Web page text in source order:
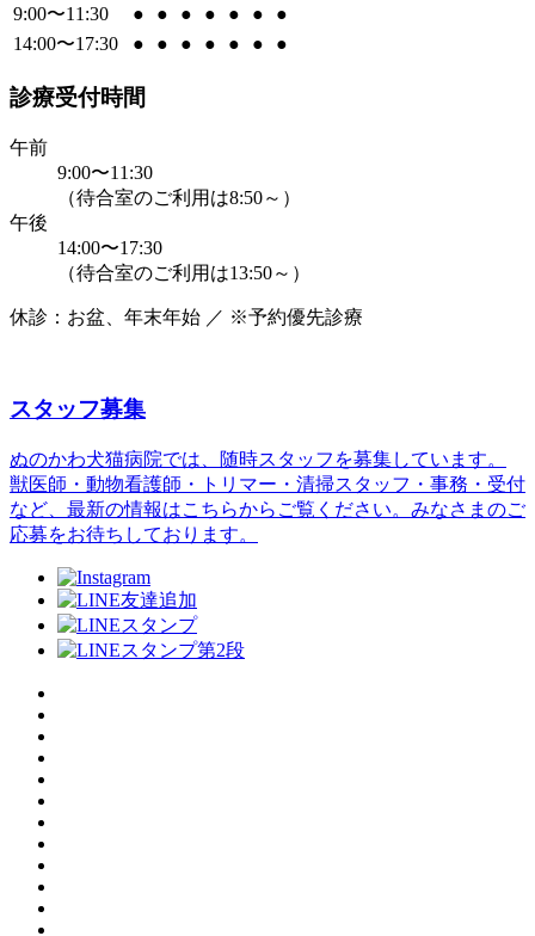
9:00〜11:30
● ● ● ● ● ●
●
14:00〜17:30
● ● ● ● ● ● ●
診療受付時間
午前
9:00〜11:30
（待合室のご利用は8:50～）
午後
14:00〜17:30
（待合室のご利用は13:50～）
休診：お盆、年末年始 ／ ※予約優先診療
スタッフ募集
ぬのかわ犬猫病院では、随時スタッフを募集しています。
獣医師・動物看護師・トリマー・清掃スタッフ・事務・受付
など、最新の情報はこちらからご覧ください。みなさまのご
応募をお待ちしております。